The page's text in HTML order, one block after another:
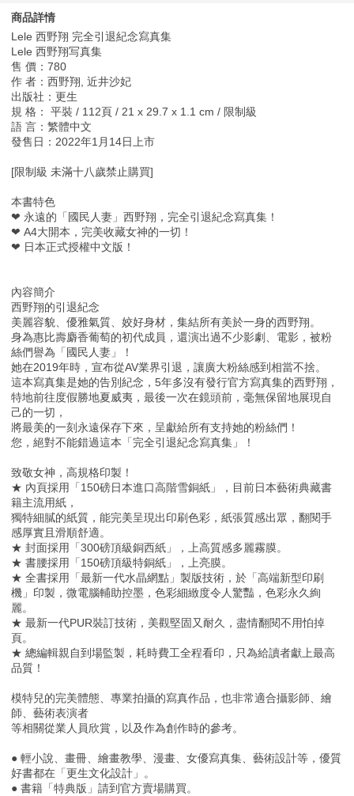
商品詳情
Lele 西野翔 完全引退紀念寫真集
Lele 西野翔写真集
售 價：780
作 者：西野翔, 近井沙妃
出版社：更生
規 格： 平裝 / 112頁 / 21 x 29.7 x 1.1 cm / 限制級
語 言：繁體中文
發售日：2022年1月14日上市
[限制級 未滿十八歲禁止購買]
本書特色
❤ 永遠的「國民人妻」西野翔，完全引退紀念寫真集！
❤ A4大開本，完美收藏女神的一切！
❤ 日本正式授權中文版！
內容簡介
西野翔的引退紀念
美麗容貌、優雅氣質、姣好身材，集結所有美於一身的西野翔。
身為惠比壽麝香葡萄的初代成員，還演出過不少影劇、電影，被粉
絲們譽為「國民人妻」！
她在2019年時，宣布從AV業界引退，讓廣大粉絲感到相當不捨。
這本寫真集是她的告別紀念，5年多沒有發行官方寫真集的西野翔，
特地前往度假勝地夏威夷，最後一次在鏡頭前，毫無保留地展現自
己的一切，
將最美的一刻永遠保存下來，呈獻給所有支持她的粉絲們！
您，絕對不能錯過這本「完全引退紀念寫真集」！
致敬女神，高規格印製！
★ 內頁採用「150磅日本進口高階雪銅紙」，目前日本藝術典藏書
籍主流用紙，
獨特細膩的紙質，能完美呈現出印刷色彩，紙張質感出眾，翻閱手
感厚實且滑順舒適。
★ 封面採用「300磅頂級銅西紙」，上高質感多麗霧膜。
★ 書腰採用「150磅頂級特銅紙」，上亮膜。
★ 全書採用「最新一代水晶網點」製版技術，於「高端新型印刷
機」印製，微電腦輔助控墨，色彩細緻度令人驚豔，色彩永久絢
麗。
★ 最新一代PUR裝訂技術，美觀堅固又耐久，盡情翻閱不用怕掉
頁。
★ 總編輯親自到場監製，耗時費工全程看印，只為給讀者獻上最高
品質！
模特兒的完美體態、專業拍攝的寫真作品，也非常適合攝影師、繪
師、藝術表演者
等相關從業人員欣賞，以及作為創作時的參考。
● 輕小說、畫冊、繪畫教學、漫畫、女優寫真集、藝術設計等，優質
好書都在「更生文化設計」。
● 書籍「特典版」請到官方賣場購買。